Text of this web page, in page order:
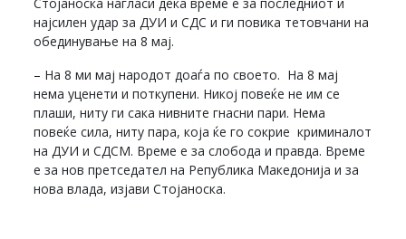
најсилен удар за ДУИ и СДС и ги повика тетовчани на
обединување на 8 мај.
– На 8 ми мај народот доаѓа по своето. На 8 мај
нема уценети и поткупени. Никој повеќе не им се
плаши, ниту ги сака нивните гнасни пари. Нема
повеќе сила, ниту пара, која ќе го сокрие криминалот
на ДУИ и СДСМ. Време е за слобода и правда. Време
е за нов претседател на Република Македонија и за
нова влада, изјави Стојаноска.